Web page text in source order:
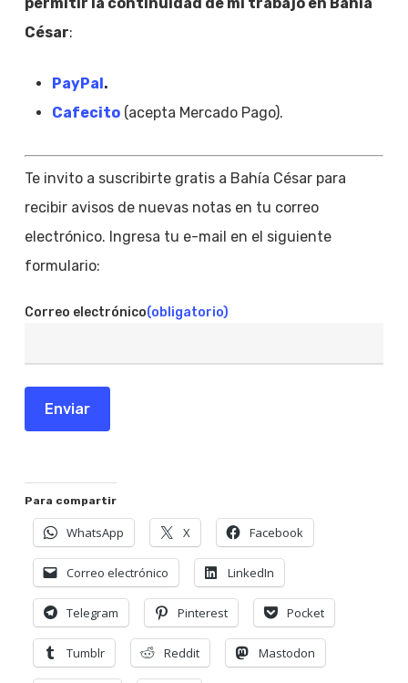
César:
PayPal.
Cafecito(acepta Mercado Pago).
Te invito a suscribirte gratis a Bahía César para
recibir avisos de nuevas notas en tu correo
electrónico. Ingresa tu e-mail en el siguiente
formulario:
Correo electrónico(obligatorio)
Enviar
Para compartir
WhatsApp X Facebook
Correo electrónico LinkedIn
Telegram Pinterest Pocket
Tumblr Reddit Mastodon